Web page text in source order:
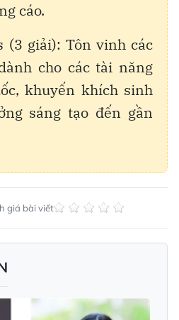
cáo.
(3 giải): Tôn vinh các
cho các tài năng
khuyến khích sinh
sáng tạo đến gần
giá bài viết